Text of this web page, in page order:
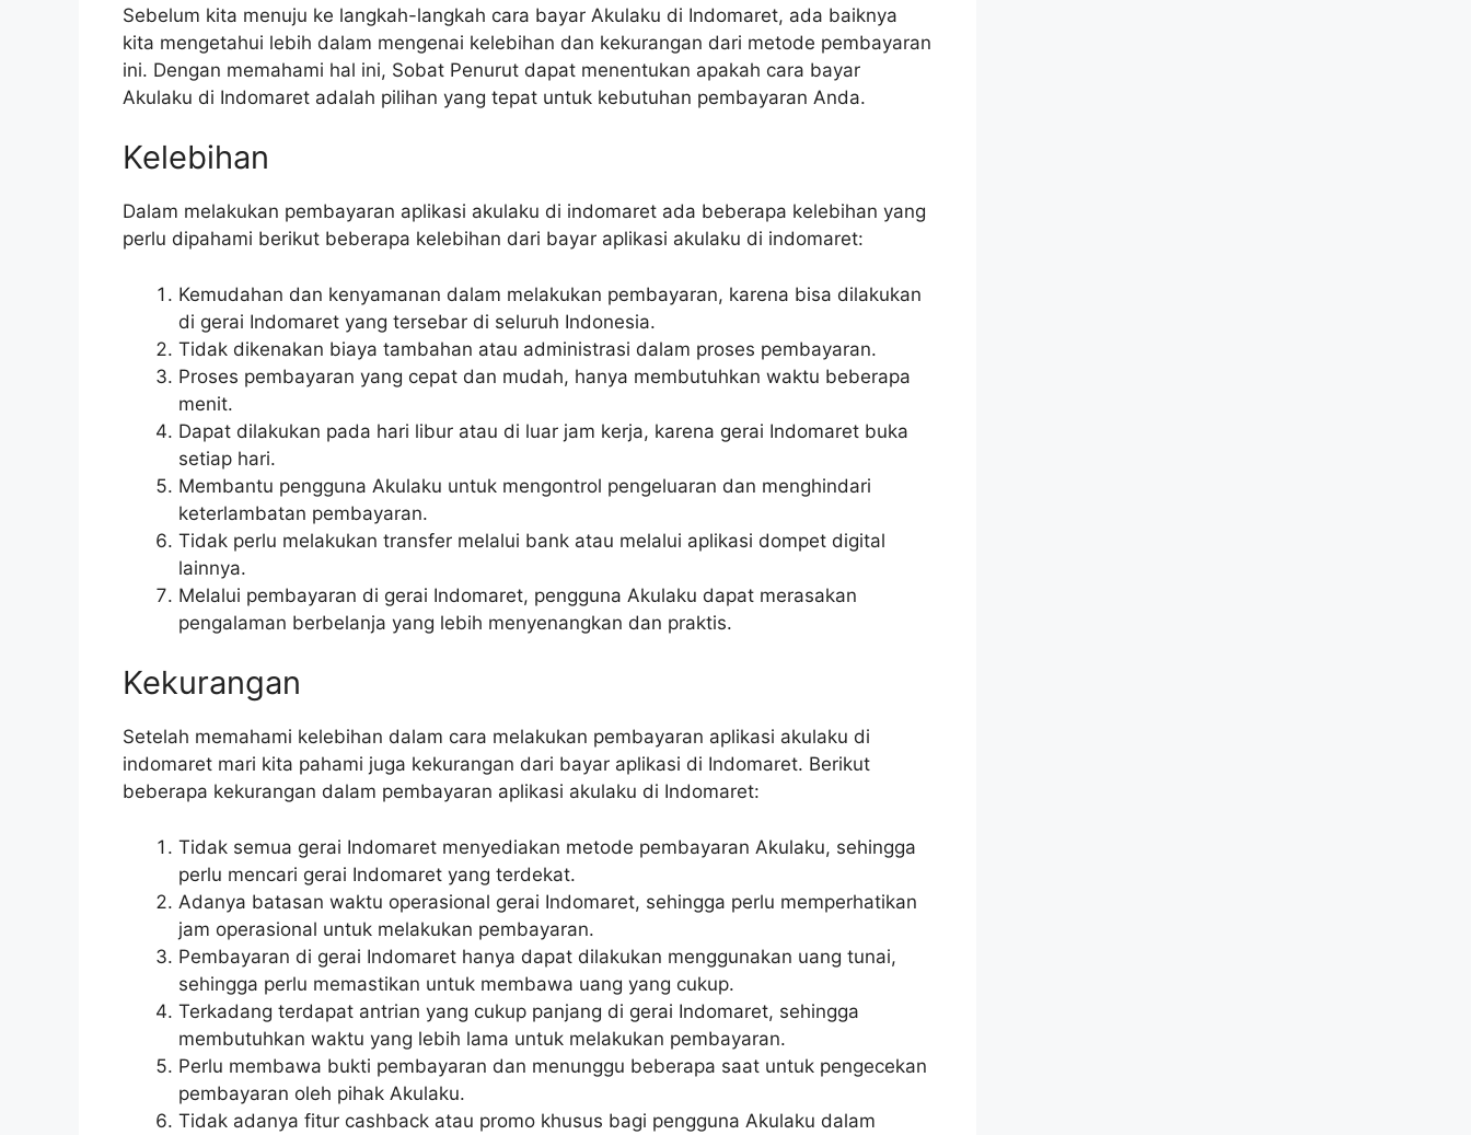
Sebelum kita menuju ke langkah-langkah cara bayar Akulaku di Indomaret, ada baiknya
kita mengetahui lebih dalam mengenai kelebihan dan kekurangan dari metode pembayaran
ini. Dengan memahami hal ini, Sobat Penurut dapat menentukan apakah cara bayar
Akulaku di Indomaret adalah pilihan yang tepat untuk kebutuhan pembayaran Anda.
Kelebihan
Dalam melakukan pembayaran aplikasi akulaku di indomaret ada beberapa kelebihan yang
perlu dipahami berikut beberapa kelebihan dari bayar aplikasi akulaku di indomaret:
Kemudahan dan kenyamanan dalam melakukan pembayaran, karena bisa dilakukan
di gerai Indomaret yang tersebar di seluruh Indonesia.
Tidak dikenakan biaya tambahan atau administrasi dalam proses pembayaran.
Proses pembayaran yang cepat dan mudah, hanya membutuhkan waktu beberapa
menit.
Dapat dilakukan pada hari libur atau di luar jam kerja, karena gerai Indomaret buka
setiap hari.
Membantu pengguna Akulaku untuk mengontrol pengeluaran dan menghindari
keterlambatan pembayaran.
Tidak perlu melakukan transfer melalui bank atau melalui aplikasi dompet digital
lainnya.
Melalui pembayaran di gerai Indomaret, pengguna Akulaku dapat merasakan
pengalaman berbelanja yang lebih menyenangkan dan praktis.
Kekurangan
Setelah memahami kelebihan dalam cara melakukan pembayaran aplikasi akulaku di
indomaret mari kita pahami juga kekurangan dari bayar aplikasi di Indomaret. Berikut
beberapa kekurangan dalam pembayaran aplikasi akulaku di Indomaret:
Tidak semua gerai Indomaret menyediakan metode pembayaran Akulaku, sehingga
perlu mencari gerai Indomaret yang terdekat.
Adanya batasan waktu operasional gerai Indomaret, sehingga perlu memperhatikan
jam operasional untuk melakukan pembayaran.
Pembayaran di gerai Indomaret hanya dapat dilakukan menggunakan uang tunai,
sehingga perlu memastikan untuk membawa uang yang cukup.
Terkadang terdapat antrian yang cukup panjang di gerai Indomaret, sehingga
membutuhkan waktu yang lebih lama untuk melakukan pembayaran.
Perlu membawa bukti pembayaran dan menunggu beberapa saat untuk pengecekan
pembayaran oleh pihak Akulaku.
Tidak adanya fitur cashback atau promo khusus bagi pengguna Akulaku dalam